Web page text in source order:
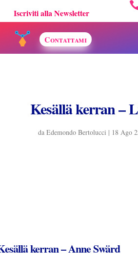
Contattami
Iscriviti alla Newsletter
Kesällä kerran –
da Edemondo Bertolucci | 18 Ago
kerran – Anne Swärd